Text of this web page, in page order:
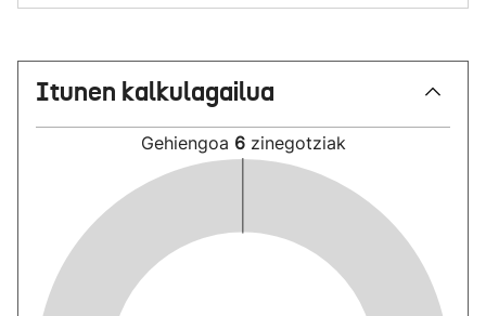
Itunen kalkulagailua
Gehiengoa 6 zinegotziak